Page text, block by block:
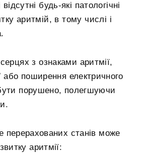
будь-які патологічні
аритмій, в тому числі і
з ознаками аритмії,
поширення електричного
порушено, полегшуючи
перерахованих станів може
аритмії: